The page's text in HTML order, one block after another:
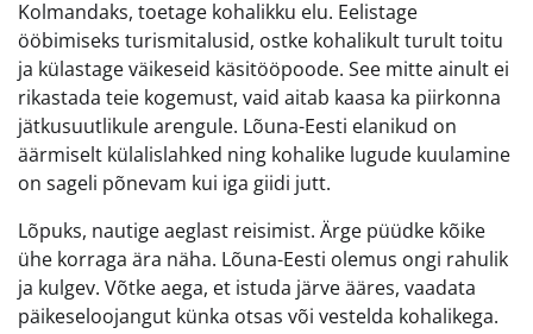
Kolmandaks, toetage kohalikku elu. Eelistage
ööbimiseks turismitalusid, ostke kohalikult turult toitu
ja külastage väikeseid käsitööpoode. See mitte ainult ei
rikastada teie kogemust, vaid aitab kaasa ka piirkonna
jätkusuutlikule arengule. Lõuna-Eesti elanikud on
äärmiselt külalislahked ning kohalike lugude kuulamine
on sageli põnevam kui iga giidi jutt.
Lõpuks, nautige aeglast reisimist. Ärge püüdke kõike
ühe korraga ära näha. Lõuna-Eesti olemus ongi rahulik
ja kulgev. Võtke aega, et istuda järve ääres, vaadata
päikeseloojangut künka otsas või vestelda kohalikega.